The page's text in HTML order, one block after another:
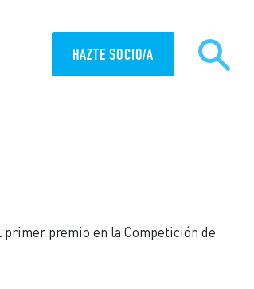
HAZTE SOCIO/A
primer premio en la Competición de